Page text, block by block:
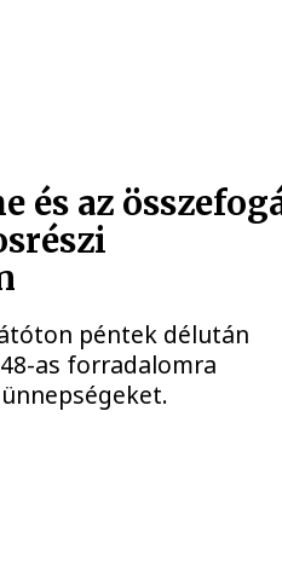
és az
péntek délután
as forradalomra